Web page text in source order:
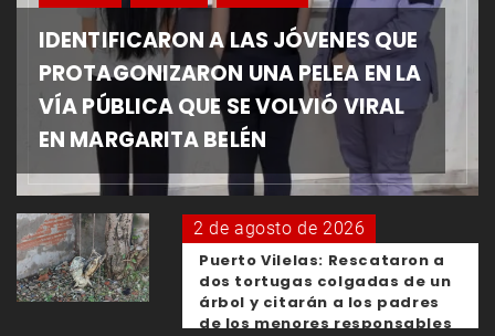
IDENTIFICARON A LAS JÓVENES QUE
PROTAGONIZARON UNA PELEA EN LA
VÍA PÚBLICA QUE SE VOLVIÓ VIRAL
EN MARGARITA BELÉN
2 de agosto de 2026
Puerto Vilelas: Rescataron a
dos tortugas colgadas de un
árbol y citarán a los padres
de los menores responsables